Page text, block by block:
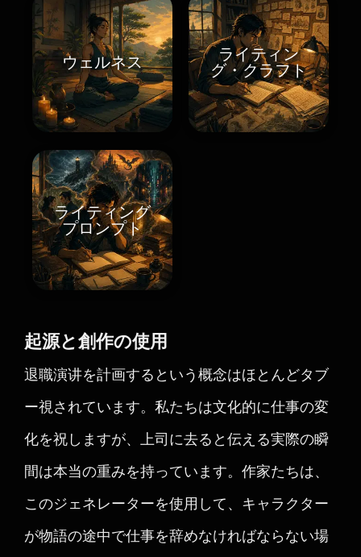
ウェルネス
ライティン
グ・クラフト
ライティング
プロンプト
起源と創作の使用
退職演讲を計画するという概念はほとんどタブ
ー視されています。私たちは文化的に仕事の変
化を祝しますが、上司に去ると伝える実際の瞬
間は本当の重みを持っています。作家たちは、
このジェネレーターを使用して、キャラクター
が物語の途中で仕事を辞めなければならない場